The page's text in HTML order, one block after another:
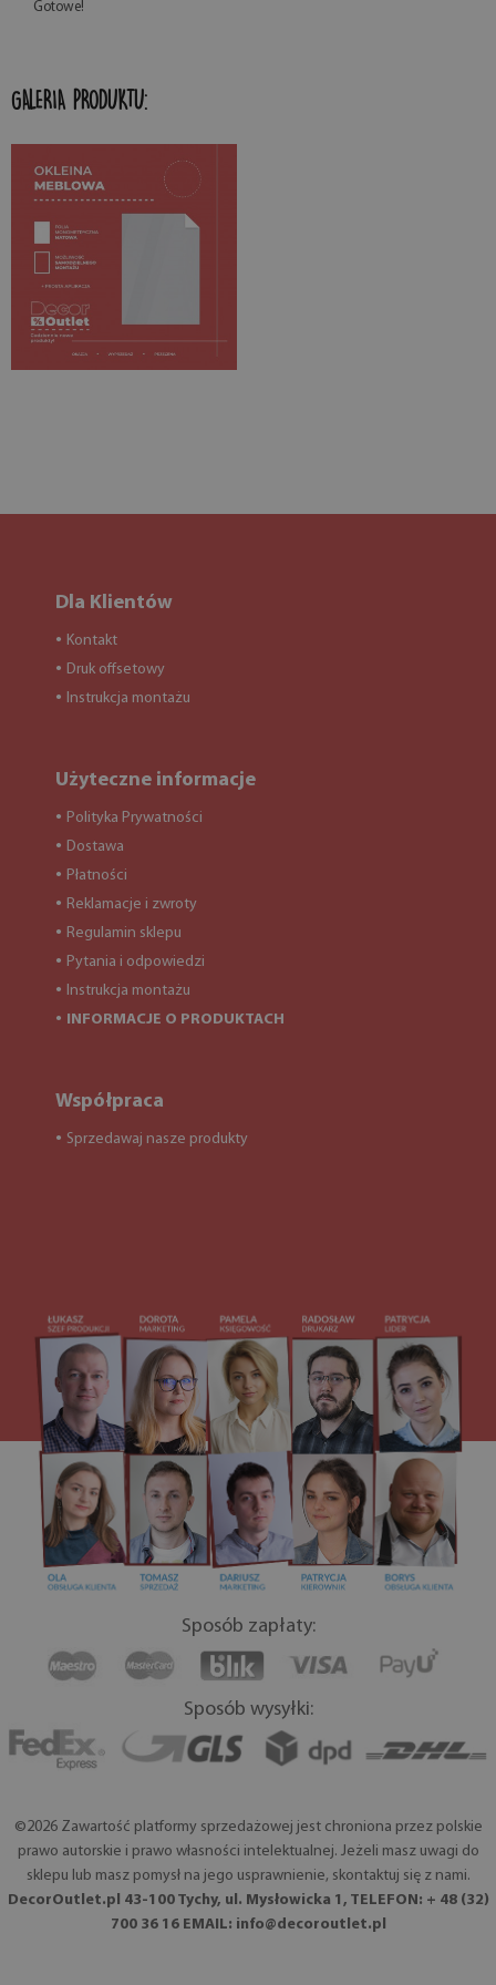
Gotowe!
GALERIA PRODUKTU:
Dla Klientów
● Kontakt
● Druk offsetowy
● Instrukcja montażu
Użyteczne informacje
● Polityka Prywatności
● Dostawa
● Płatności
● Reklamacje i zwroty
● Regulamin sklepu
● Pytania i odpowiedzi
● Instrukcja montażu
● INFORMACJE O PRODUKTACH
Współpraca
● Sprzedawaj nasze produkty
Sposób zapłaty:
Sposób wysyłki:
©2026 Zawartość platformy sprzedażowej jest chroniona przez polskie
prawo autorskie i prawo własności intelektualnej. Jeżeli masz uwagi do
sklepu lub masz pomysł na jego usprawnienie, skontaktuj się z nami.
DecorOutlet.pl 43-100 Tychy, ul. Mysłowicka 1, TELEFON: + 48 (32)
700 36 16 EMAIL: info@decoroutlet.pl